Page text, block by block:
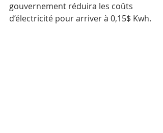
gouvernement réduira les coûts
d’électricité pour arriver à 0,15$ Kwh.